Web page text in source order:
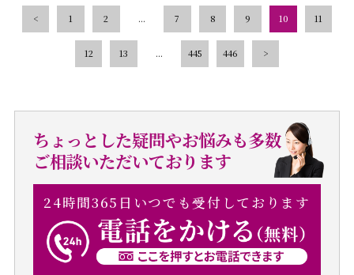
< 1 2 ... 7 8 9 10 11
12 13 ... 445 446 >
ちょっとした疑問やお悩みも多数
ご相談いただいております
24時間365日いつでも受付しております